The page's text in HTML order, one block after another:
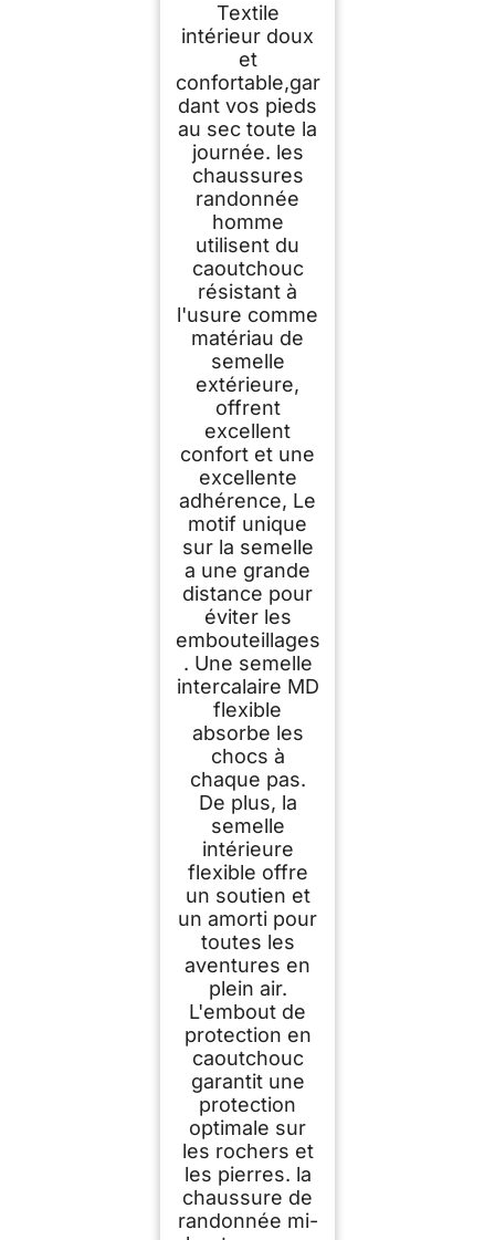
Chaussures de
Trekking
Antidérapantes
Respirant Chaussure
de Marche Stabilité
Sneakers,Noir,EU39
Textile
intérieur doux
et
confortable,gar
dant vos pieds
au sec toute la
journée. les
chaussures
randonnée
homme
utilisent du
caoutchouc
résistant à
l'usure comme
matériau de
semelle
extérieure,
offrent
excellent
confort et une
excellente
adhérence, Le
motif unique
sur la semelle
a une grande
distance pour
éviter les
embouteillages
. Une semelle
intercalaire MD
flexible
absorbe les
chocs à
chaque pas.
De plus, la
semelle
intérieure
flexible offre
un soutien et
un amorti pour
toutes les
aventures en
plein air.
L'embout de
protection en
caoutchouc
garantit une
protection
optimale sur
les rochers et
les pierres. la
chaussure de
randonnée mi-